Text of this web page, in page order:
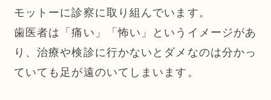
モットーに診察に取り組んでいます。
歯医者は「痛い」「怖い」というイメージがあ
り、治療や検診に行かないとダメなのは分かっ
ていても足が遠のいてしまいます。